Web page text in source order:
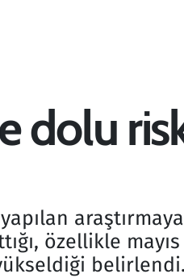
dolu
özellikle
belirlendi.